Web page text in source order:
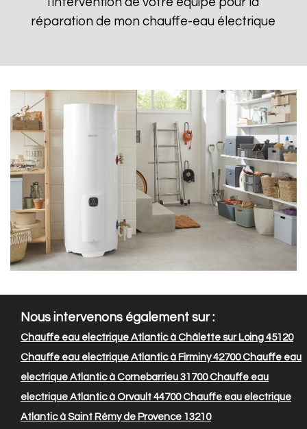
réparation de mon chauffe-eau électrique
Nous intervenons également sur :
Chauffe eau electrique Atlantic à Châlette sur Loing 45120
Chauffe eau electrique Atlantic à Firminy 42700Chauffe eau
electrique Atlantic à Cornebarrieu 31700Chauffe eau
electrique Atlantic à Orvault 44700Chauffe eau electrique
Atlantic à Saint Rémy de Provence 13210